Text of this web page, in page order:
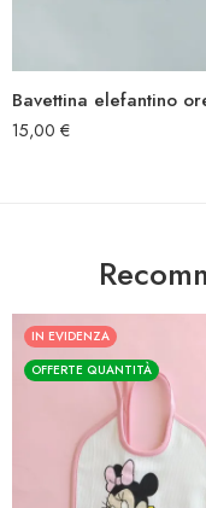
15,00 €
IN EVIDENZA
OFFERTE QUANTITÀ